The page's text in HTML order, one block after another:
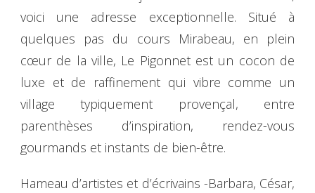
voici une adresse exceptionnelle. Situé à
quelques pas du cours Mirabeau, en plein
cœur de la ville, Le Pigonnet est un cocon de
luxe et de raffinement qui vibre comme un
village typiquement provençal, entre
parenthèses d’inspiration, rendez-vous
gourmands et instants de bien-être.
Hameau d’artistes et d’écrivains -Barbara, César,